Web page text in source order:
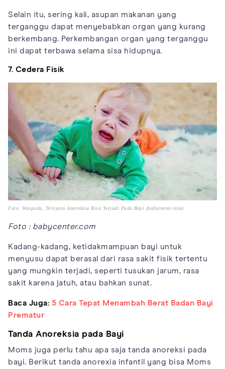
Selain itu, sering kali, asupan makanan yang
terganggu dapat menyebabkan organ yang kurang
berkembang. Perkembangan organ yang terganggu
ini dapat terbawa selama sisa hidupnya.
7. Cedera Fisik
Foto: Waspada, Ternyata Anoreksia Bisa Terjadi Pada Bayi (babycenter.com)
Foto : babycenter.com
Kadang-kadang, ketidakmampuan bayi untuk
menyusu dapat berasal dari rasa sakit fisik tertentu
yang mungkin terjadi, seperti tusukan jarum, rasa
sakit karena jatuh, atau bahkan sunat.
Baca Juga: 5 Cara Tepat Menambah Berat Badan Bayi
Prematur
Tanda Anoreksia pada Bayi
Moms juga perlu tahu apa saja tanda anoreksi pada
bayi. Berikut tanda anorexia infantil yang bisa Moms